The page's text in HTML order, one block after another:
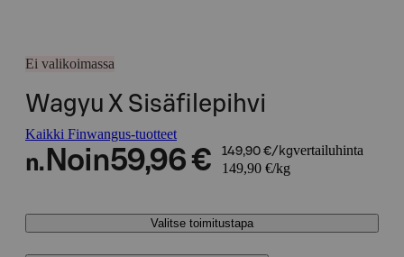
Ei valikoimassa
Wagyu X Sisäfilepihvi
Kaikki Finwangus-tuotteet
n. Noin59,96 € 149,90 €/kgvertailuhinta
149,90 €/kg
Valitse toimitustapa